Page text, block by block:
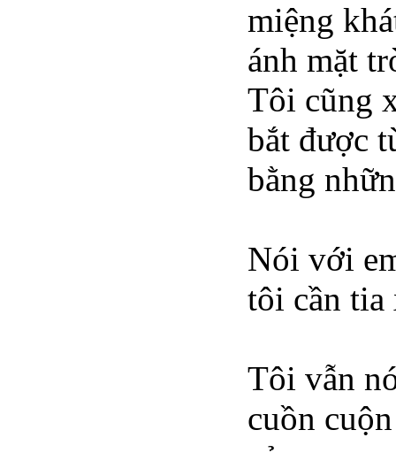
miệng
ánh mặt
Tôi cũng
bắt được
bằng
Nói với
tôi cần tia
Tôi vẫn
cuồn